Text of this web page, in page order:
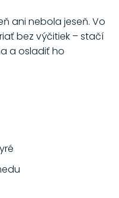
ani nebola jeseň. Vo
bez výčitiek – stačí
a osladiť ho